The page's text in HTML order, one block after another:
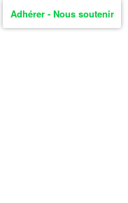
Adhérer - Nous soutenir